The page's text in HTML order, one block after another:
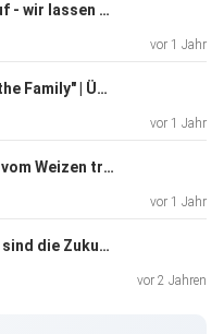
dieser Folge empfehlen:
- Paul Arden - Link
- Link
#47 Frau Herz Ausverkauf - wir lassen alles los! Unternehmer Talk mit meinem Mann Sascha
vor 1 Jahr
#46 "First Millionaire of the Family" | Über Identität & Geld mit Jackie Sharon Tamblyn
vor 1 Jahr
#45 Wenn sich die Spreu vom Weizen trennt! Unternehmertalk mit Carina von weltvonunten
vor 1 Jahr
#44 Online Communities sind die Zukunft! mit Calvin Hollywood
vor 2 Jahren